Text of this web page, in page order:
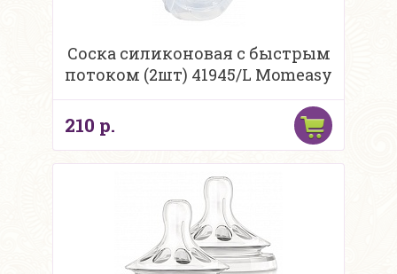
Соска силиконовая с быстрым
потоком (2шт) 41945/L Momeasy
210 р.